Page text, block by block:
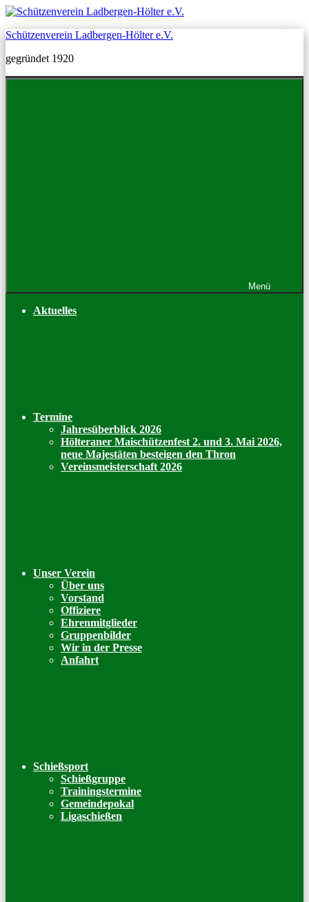
Zum
springen
Schützenverein Ladbergen-Hölter e.V.
gegründet 1920
Menü
Aktuelles
Termine
Jahresüberblick 2026
Hölteraner Maischützenfest 2. und 3. Mai 2026,
neue Majestäten besteigen den Thron
Vereinsmeisterschaft 2026
Unser Verein
Über uns
Vorstand
Offiziere
Ehrenmitglieder
Gruppenbilder
Wir in der Presse
Anfahrt
Schießsport
Schießgruppe
Trainingstermine
Gemeindepokal
Ligaschießen